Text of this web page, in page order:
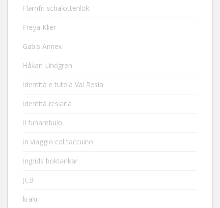
Flarnfri schalottenlök
Freya Klier
Gabis Annex
Håkan Lindgren
Identità e tutela Val Resia
Identità resiana
Il funambulo
In viaggio col taccuino
Ingrids boktankar
JCB
krakri